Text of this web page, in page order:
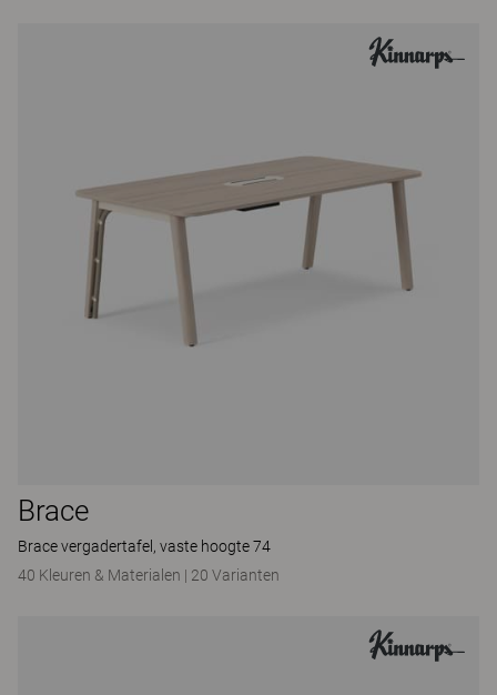
Brace
Brace vergadertafel, vaste hoogte 74
40 Kleuren & Materialen | 20 Varianten